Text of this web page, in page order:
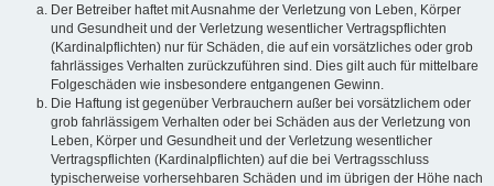
Der Betreiber haftet mit Ausnahme der Verletzung von Leben, Körper
und Gesundheit und der Verletzung wesentlicher Vertragspflichten
(Kardinalpflichten) nur für Schäden, die auf ein vorsätzliches oder grob
fahrlässiges Verhalten zurückzuführen sind. Dies gilt auch für mittelbare
Folgeschäden wie insbesondere entgangenen Gewinn.
Die Haftung ist gegenüber Verbrauchern außer bei vorsätzlichem oder
grob fahrlässigem Verhalten oder bei Schäden aus der Verletzung von
Leben, Körper und Gesundheit und der Verletzung wesentlicher
Vertragspflichten (Kardinalpflichten) auf die bei Vertragsschluss
typischerweise vorhersehbaren Schäden und im übrigen der Höhe nach